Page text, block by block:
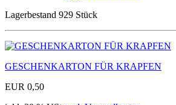
Lagerbestand 929 Stück
GESCHENKARTON FÜR KRAPFEN
EUR 0,50